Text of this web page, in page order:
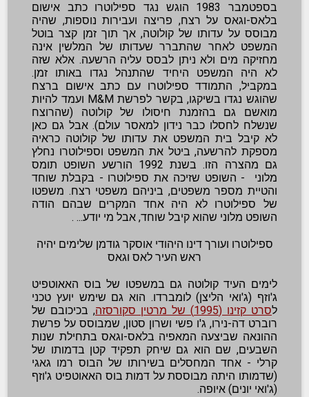
בספטמבר 1983 הוגש נגד ספילוטרו כתב אישום
בלאס-וגאס על רצח, פריצה ועבירות נוספות, שהיה
מבוסס על עדותו של קולוטה, אך תוך זמן קצר בוטל
המשפט לאחר שהתברר שעדותו של המלשין אינה
מחזיקה מים ולא ניתן לבסס עליה הרשעה. אלא שזה
לא היה המשפט היחיד שהתנהל נגדו באותו זמן.
במקביל, התמודד ספילוטרו עם כתב אישום ברצח
שהוגש נגדו בשיקגו, בקשר לפרשת M&M ועמד להיות
מואשם גם בהזמנת חיסולו של קולוטה (שהרוצח
שנשלח לחסלו כבר נידון למאסר עולם). אבל גם כאן
לא קיבל בית המשפט את עדותו של קולוטה כראיה
מספקת להרשעה, ביטל את המשפט וספילוטרו נחלץ
גם מהצרה הזו. בשנת 1992 הורשע השופט תומס
מלוני - השופט שזיכה את ספילוטרו - בקבלת שוחד
והטיית מספר משפטים, ביניהם משפטי רצח. משפטו
של ספילוטרו לא היה אחד המקרים שבהם הודה
השופט מלוני שהוא קיבל שוחד, אבל מי יודע... .
ספילוטרו ועורך דינו היהודי אוסקר גודמן שלימים יהיה
ראש העיר לאס וגאס
לימים העיד קולוטה גם במשפטו של בוס האאוטפיט
ג'וזף (ג'ואי הליצן) לומברדו. הוא גם שימש יועץ טכני
לסרט קזינו (1995) של מרטין סקורסזה
, בכיכובם של
רוברט דה-נירו, ג'ו פשי ושרון סטון, שמבוסס על פרשת
ההונאה שביצעה המאפיה בלאס-וגאס בתחילת שנות
השבעים, שם הוא גם שיחק תפקיד קטן בדמותו של
קרלי - אחד המחסלים בשירותו של הבוס רמו גאגי
(שדמותו היתה מבוססת על דמות בוס האאוטפיט ג'וזף
(ג'ואי יונים) איופה.